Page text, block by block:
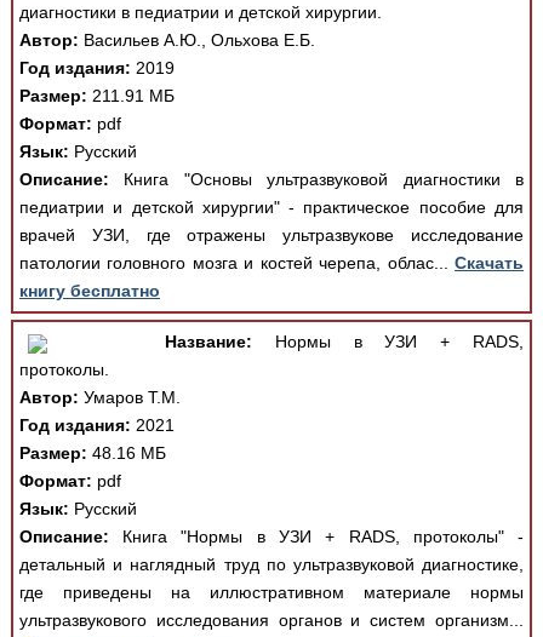
диагностики в педиатрии и детской хирургии.
Автор: Васильев А.Ю., Ольхова Е.Б.
Год издания: 2019
Размер: 211.91 МБ
Формат: pdf
Язык: Русский
Описание: Книга "Основы ультразвуковой диагностики в
педиатрии и детской хирургии" - практическое пособие для
врачей УЗИ, где отражены ультразвукове исследование
патологии головного мозга и костей черепа, облас...Скачать
книгу бесплатно
Название: Нормы в УЗИ + RADS,
протоколы.
Автор: Умаров Т.М.
Год издания: 2021
Размер: 48.16 МБ
Формат: pdf
Язык: Русский
Описание: Книга "Нормы в УЗИ + RADS, протоколы" -
детальный и наглядный труд по ультразвуковой диагностике,
где приведены на иллюстративном материале нормы
ультразвукового исследования органов и систем организм...